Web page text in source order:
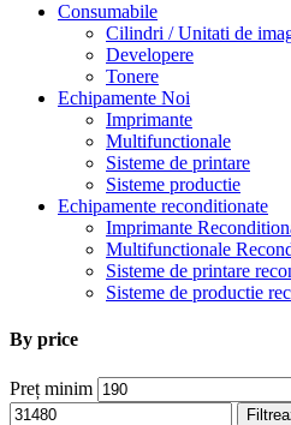
Consumabile
Cilindri / Unitati de
Developere
Tonere
Echipamente Noi
Imprimante
Multifunctionale
Sisteme de printare
Sisteme productie
Echipamente reconditionate
Imprimante
Multifunctionale
Sisteme de printare
Sisteme de productie
By price
Preț minim